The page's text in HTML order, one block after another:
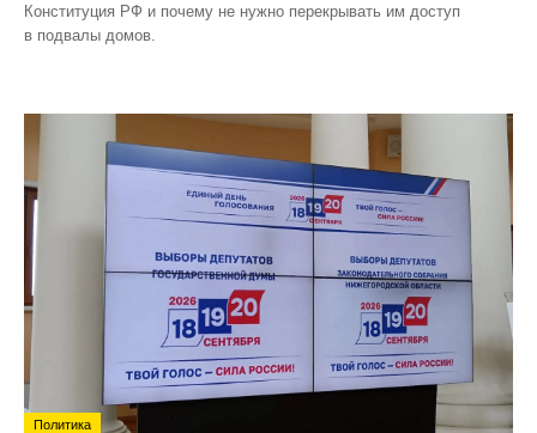
Конституция РФ и почему не нужно перекрывать им доступ
в подвалы домов.
Политика